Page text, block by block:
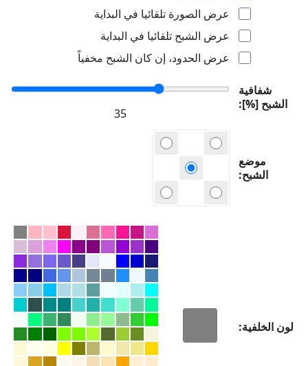
عرض الصورة تلقائيا في البداية
عرض الشبح تلقائيا في البداية
عرض الحدود، إن كان الشبح مخفياً
شفافية
الشبح [%]
موضع
الشبح
لون الخلفية